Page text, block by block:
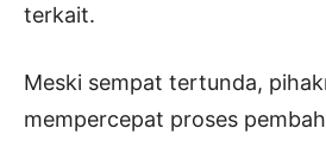
terkait.
Meski sempat tertunda,
mempercepat proses